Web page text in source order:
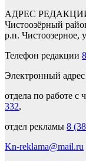
АДРЕС РЕДАКЦИИ:
Чистоозёрный
р.п. Чистоозерное,
Телефон редакции
Электронный
отдела по работе с
332,
отдел рекламы 8
Kn-reklama@mail.ru